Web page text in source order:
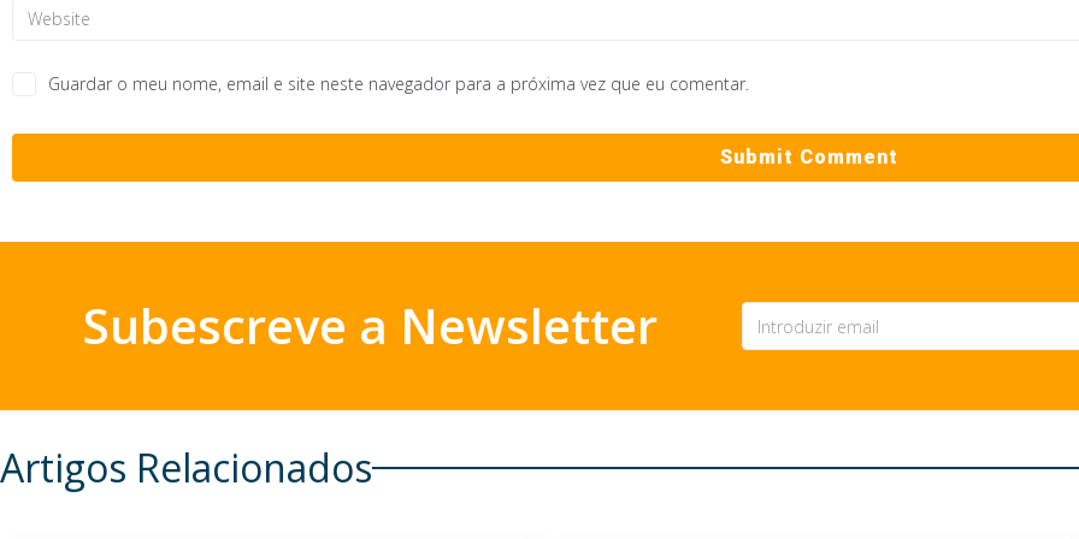
Guardar o meu nome, email e site neste navegador para a próxima vez que eu comentar.
Subescreve a Newsletter
Artigos Relacionados